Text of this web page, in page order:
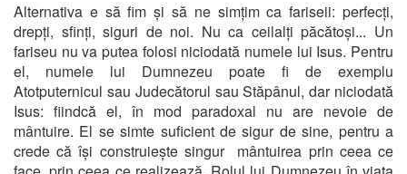
Alternativa e să fim și să ne simțim ca fariseii: perfecți,
drepți, sfinți, siguri de noi. Nu ca ceilalți păcătoși... Un
fariseu nu va putea folosi niciodată numele lui Isus. Pentru
el, numele lui Dumnezeu poate fi de exemplu
Atotputernicul sau Judecătorul sau Stăpânul, dar niciodată
Isus: fiindcă el, în mod paradoxal nu are nevoie de
mântuire. El se simte suficient de sigur de sine, pentru a
crede că își construiește singur mântuirea prin ceea ce